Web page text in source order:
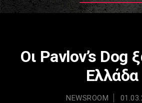
Οι Pavlov’s Dog
Ελλάδα
NEWSROOM